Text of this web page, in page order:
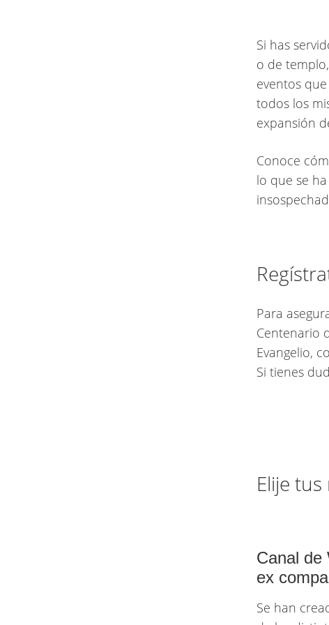
Si has
o de
eventos
todos los
expansión
Conoce
lo que se
Para
Centenario
Evangelio,
Si tienes
Elije
Canal de
ex
Se han